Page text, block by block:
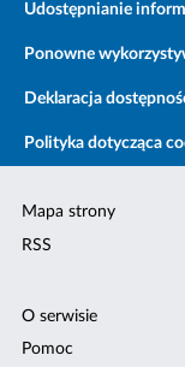
Udostępnianie
Ponowne
Deklaracja
Polityka dotycząca
Mapa strony
RSS
O serwisie
Pomoc